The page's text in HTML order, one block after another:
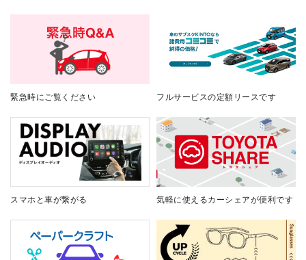
緊急時にご覧ください フルサービスの定額リースです
スマホと車が繋がる 気軽に使えるカーシェアが便利です